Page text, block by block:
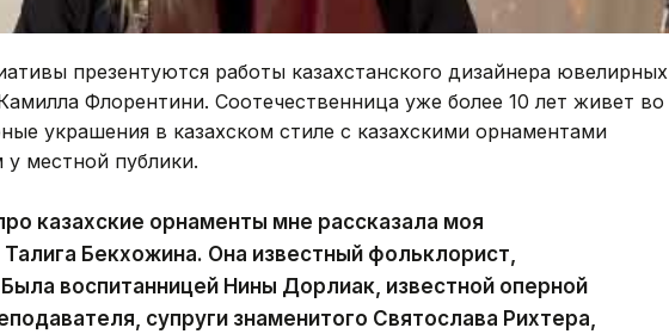
презентуются работы казахстанского дизайнера ювелирных
Флорентини. Соотечественница уже более 10 лет живет во
украшения в казахском стиле с казахскими орнаментами
местной публики.
казахские орнаменты мне рассказала моя
Бекхожина. Она известный фольклорист,
воспитанницей Нины Дорлиак, известной оперной
супруги знаменитого Святослава Рихтера,